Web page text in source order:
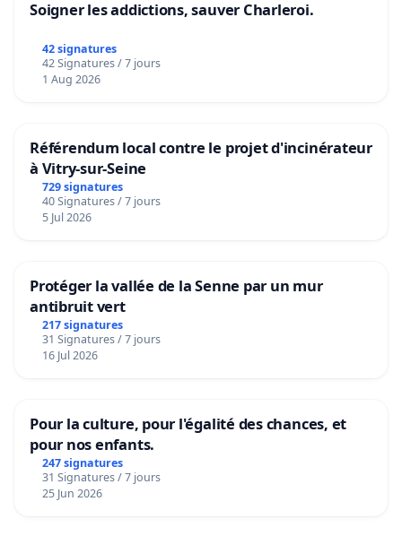
Soigner les addictions, sauver Charleroi.
42 signatures
42 Signatures / 7 jours
1 Aug 2026
Référendum local contre le projet d'incinérateur
à Vitry-sur-Seine
729 signatures
40 Signatures / 7 jours
5 Jul 2026
Protéger la vallée de la Senne par un mur
antibruit vert
217 signatures
31 Signatures / 7 jours
16 Jul 2026
Pour la culture, pour l'égalité des chances, et
pour nos enfants.
247 signatures
31 Signatures / 7 jours
25 Jun 2026